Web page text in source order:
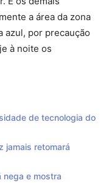
a área da zona
azul, por precaução
à noite os
de tecnologia do
jamais retomará
nega e mostra